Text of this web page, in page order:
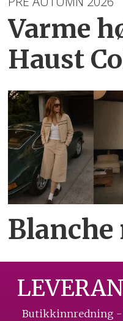
Varme
Haust
Blanche
Butikkinnredning -